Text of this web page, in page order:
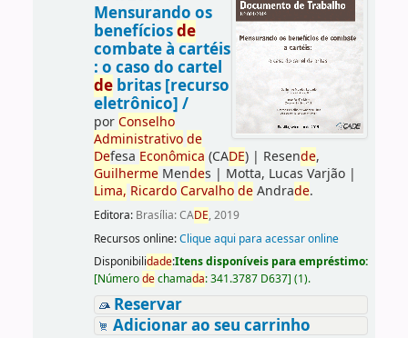
Mensurando os
benefíciosde
combate à cartéis
: o caso do cartel
debritas [recurso
eletrônico] /
porConselho
Administrativo de
Defesa Econômica (CADE)| Resende,
GuilhermeMendes | Motta, Lucas Varjão|
Lima, Ricardo Carvalho deAndrade.
Editora: Brasília: CADE, 2019
Recursos online:Clique aqui para acessar online
Disponibilidade:Itens disponíveis para empréstimo:
[Númerodechamada:341.3787 D637] (1).
Reservar
Adicionar ao seu carrinho